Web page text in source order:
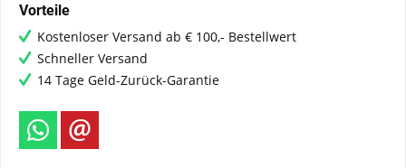
Vorteile
Kostenloser Versand ab € 100,- Bestellwert
Schneller Versand
14 Tage Geld-Zurück-Garantie